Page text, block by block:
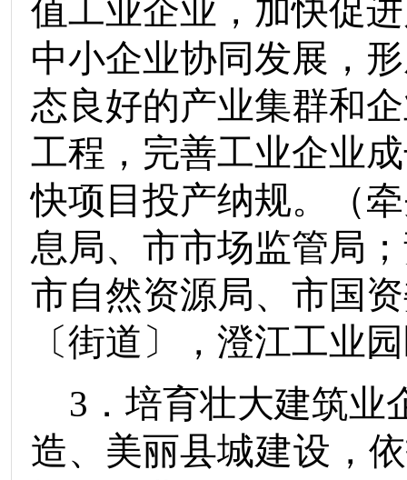
值工业企业，加快促
中小企业协同发展，
态良好的产业集群和
工程，完善工业企业
快项目投产纳规。
（
息局、 市市场监管局
市自然资源局、 市国
〔街道〕
， 澄江工业
3 ．培育壮大建筑
造、美丽县城建设 ，